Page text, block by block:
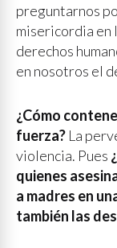
preguntarnos
misericordia en
derechos
en nosotros el
¿Cómo
fuerza? La
violencia. Pues
quienes
a madres en
también las